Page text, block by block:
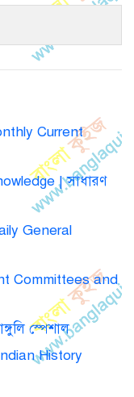
Current
| সাধারণ
General
Committees and
স্পেশাল
History